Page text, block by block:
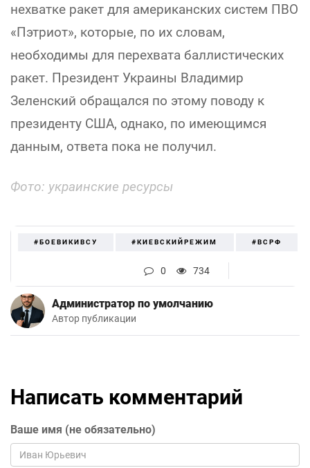
нехватке ракет для американских систем ПВО
«Пэтриот», которые, по их словам,
необходимы для перехвата баллистических
ракет. Президент Украины Владимир
Зеленский обращался по этому поводу к
президенту США, однако, по имеющимся
данным, ответа пока не получил.
Фото: украинские ресурсы
#БОЕВИКИВСУ #КИЕВСКИЙРЕЖИМ #ВСРФ
0 734
Администратор по умолчанию
Автор публикации
Написать комментарий
Ваше имя (не обязательно)